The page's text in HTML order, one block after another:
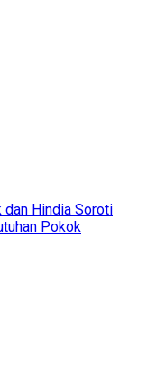
dan Hindia Soroti
Pokok